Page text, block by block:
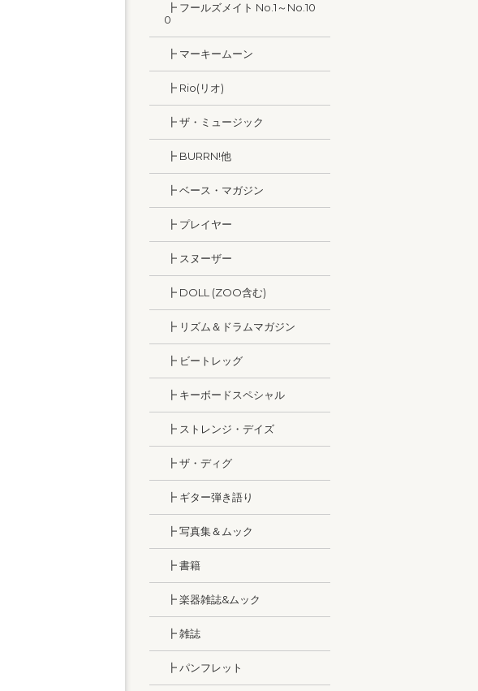
┣ フールズメイト No.1～No.10
0
┣ マーキームーン
┣ Rio(リオ)
┣ ザ・ミュージック
┣ BURRN!他
┣ ベース・マガジン
┣ プレイヤー
┣ スヌーザー
┣ DOLL (ZOO含む)
┣ リズム＆ドラムマガジン
┣ ビートレッグ
┣ キーボードスペシャル
┣ ストレンジ・デイズ
┣ ザ・ディグ
┣ ギター弾き語り
┣ 写真集＆ムック
┣ 書籍
┣ 楽器雑誌&ムック
┣ 雑誌
┣ パンフレット